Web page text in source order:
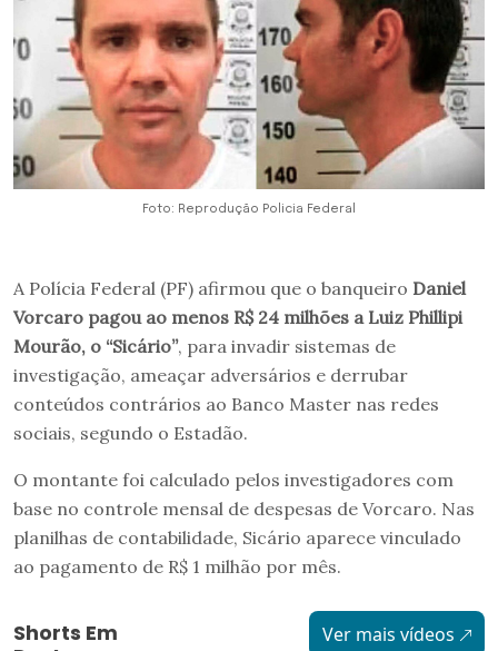
Foto: Reprodução Policia Federal
A Polícia Federal (PF) afirmou que o banqueiro Daniel
Vorcaro pagou ao menos R$ 24 milhões a Luiz Phillipi
Mourão, o “Sicário”, para invadir sistemas de
investigação, ameaçar adversários e derrubar
conteúdos contrários ao Banco Master nas redes
sociais, segundo o Estadão.
O montante foi calculado pelos investigadores com
base no controle mensal de despesas de Vorcaro. Nas
planilhas de contabilidade, Sicário aparece vinculado
ao pagamento de R$ 1 milhão por mês.
Shorts Em
Ver mais vídeos